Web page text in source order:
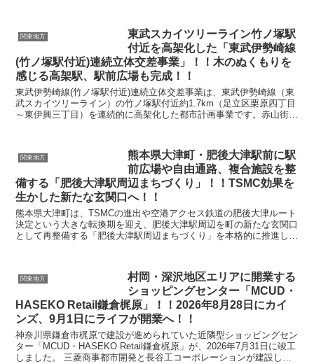
関東地方
東武スカイツリーライン竹ノ塚駅
付近を高架化した「東武伊勢崎線
(竹ノ塚駅付近)連続立体交差事業」！！木のぬくもりを
感じる高架駅、駅前広場も完成！！
東武伊勢崎線(竹ノ塚駅付近)連続立体交差事業は、東武伊勢崎線（東
武スカイツリーライン）の竹ノ塚駅付近約1.7km（足立区栗原四丁目
～東伊興三丁目）を連続的に高架化した都市計画事業です。赤山街道
関東地方
熊本県大津町・肥後大津駅前に駅
前広場や自由通路、複合施設を整
備する「肥後大津駅周辺まちづくり」！！TSMC効果を
生かした新たな玄関口へ！！
熊本県大津町は、TSMCの進出や空港アクセス鉄道の肥後大津ルート
決定という大きな転換期を迎え、肥後大津駅周辺を町の新たな玄関口
として再整備する「肥後大津駅周辺まちづくり」を本格的に推進して
関東地方
村岡・深沢地区エリアに開業する
ショッピングセンター「MCUD・
HASEKO Retail鎌倉梶原」！！2026年8月28日にカイ
ンズ、9月1日にライフが開業へ！！
神奈川県鎌倉市梶原で建設が進められていた近隣型ショッピングセン
ター「MCUD・HASEKO Retail鎌倉梶原」が、2026年7月31日に竣工
しました。 三菱商事都市開発と長谷工コーポレーションが建設した